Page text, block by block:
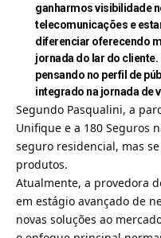
ganharmos visibilidade
telecomunicações e
diferenciar oferecendo
jornada do lar do
pensando no perfil de
integrado na jornada de
Segundo Pasqualini, a
Unifique e a 180 Seguros
seguro residencial, mas
produtos.
Atualmente, a provedora
em estágio avançado de
novas soluções ao